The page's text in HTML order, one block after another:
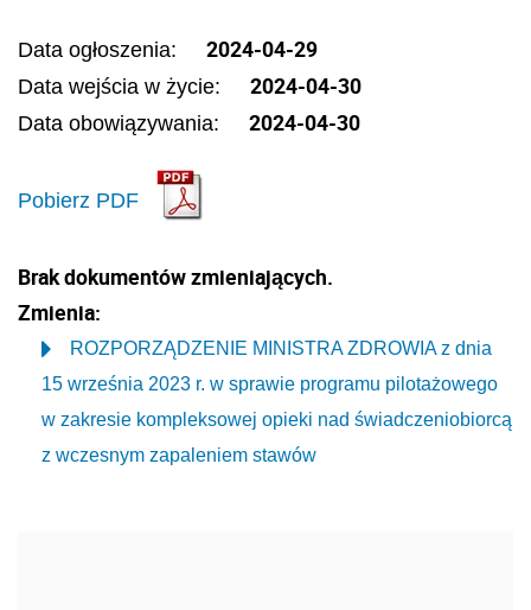
Data ogłoszenia: 2024-04-29
Data wejścia w życie: 2024-04-30
Data obowiązywania: 2024-04-30
Pobierz PDF
Brak dokumentów zmieniających.
Zmienia:
ROZPORZĄDZENIE MINISTRA ZDROWIA z dnia
15 września 2023 r. w sprawie programu pilotażowego
w zakresie kompleksowej opieki nad świadczeniobiorcą
z wczesnym zapaleniem stawów